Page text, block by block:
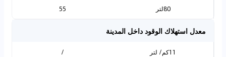
80لتر 55
معدل استهلاك الوقود داخل المدينة
11كم/ لتر /